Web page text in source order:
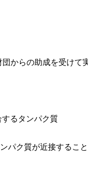
からの助成を受けて
るタンパク質
パク質が近接するこ